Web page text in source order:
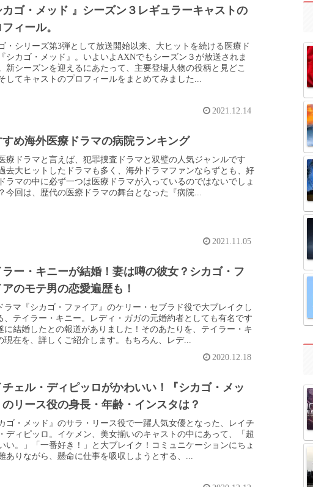
ゴ・メッド 』シーズン３レギュラーキャストの
ィール。
・シリーズ第3弾として放送開始以来、大ヒットを続ける医療ド
シカゴ・メッド』。いよいよAXNでもシーズン３が放送されま
新シーズンを迎えるにあたって、主要登場人物の役柄と見どこ
してキャストのプロフィールをまとめてみました...
2021.12.14
め海外医療ドラマの病院ランキング
療ドラマと言えば、犯罪捜査ドラマと双璧の人気ジャンルです
去大ヒットしたドラマも多く、海外ドラマファンならずとも、好
ラマの中に必ず一つは医療ドラマが入っているのではないでしょ
今回は、歴代の医療ドラマの舞台となった『病院...
2021.11.05
ー・キニーが結婚！妻は噂の彼女？シカゴ・フ
のモテ男の恋愛遍歴も！
ラマ『シカゴ・ファイア』のケリー・セブラド役で大ブレイクし
、テイラー・キニー。レディ・ガガの元婚約者としても有名です
に結婚したとの報道がありました！そのあたりを、テイラー・キ
現在を、詳しくご紹介します。もちろん、レデ...
2020.12.18
ェル・ディピッロがかわいい！『シカゴ・メッ
リース役の身長・年齢・インスタは？
ゴ・メッド』のサラ・リース役で一躍人気女優となった、レイチ
ディピッロ。イケメン、美女揃いのキャストの中にあって、「超
い。」「一番好き！」と大ブレイク！コミュニケーションにちょ
ありながら、懸命に仕事を吸収しようとする、...